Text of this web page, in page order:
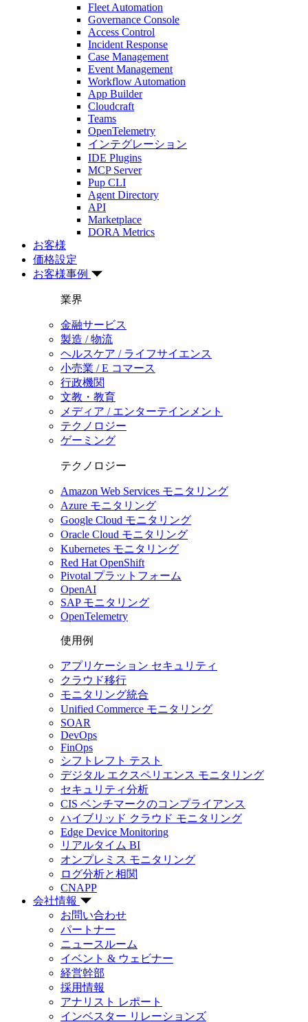
Fleet Automation
Governance Console
Access Control
Incident Response
Case Management
Event Management
Workflow Automation
App Builder
Cloudcraft
Teams
OpenTelemetry
インテグレーション
IDE Plugins
MCP Server
Pup CLI
Agent Directory
API
Marketplace
DORA Metrics
お客様
価格設定
お客様事例
業界
金融サービス
製造 / 物流
ヘルスケア / ライフサイエンス
小売業 / E コマース
行政機関
文教・教育
メディア / エンターテインメント
テクノロジー
ゲーミング
テクノロジー
Amazon Web Services モニタリング
Azure モニタリング
Google Cloud モニタリング
Oracle Cloud モニタリング
Kubernetes モニタリング
Red Hat OpenShift
Pivotal プラットフォーム
OpenAI
SAP モニタリング
OpenTelemetry
使用例
アプリケーション セキュリティ
クラウド移行
モニタリング統合
Unified Commerce モニタリング
SOAR
DevOps
FinOps
シフトレフト テスト
デジタル エクスペリエンス モニタリング
セキュリティ分析
CIS ベンチマークのコンプライアンス
ハイブリッド クラウド モニタリング
Edge Device Monitoring
リアルタイム BI
オンプレミス モニタリング
ログ分析と相関
CNAPP
会社情報
お問い合わせ
パートナー
ニュースルーム
イベント & ウェビナー
経営幹部
採用情報
アナリスト レポート
インベスター リレーションズ